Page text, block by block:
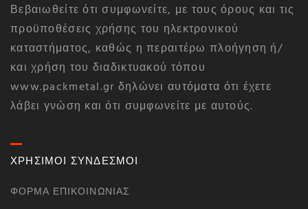
Βεβαιωθείτε ότι συμφωνείτε, με τους όρους και τις
προϋποθέσεις χρήσης του ηλεκτρονικού
καταστήματος, καθώς η περαιτέρω πλοήγηση ή/
και χρήση του διαδικτυακού τόπου
www.packmetal.gr δηλώνει αυτόματα ότι έχετε
λάβει γνώση και ότι συμφωνείτε με αυτούς.
ΧΡΗΣΙΜΟΙ ΣΥΝΔΕΣΜΟΙ
ΦΌΡΜΑ ΕΠΙΚΟΙΝΩΝΊΑΣ